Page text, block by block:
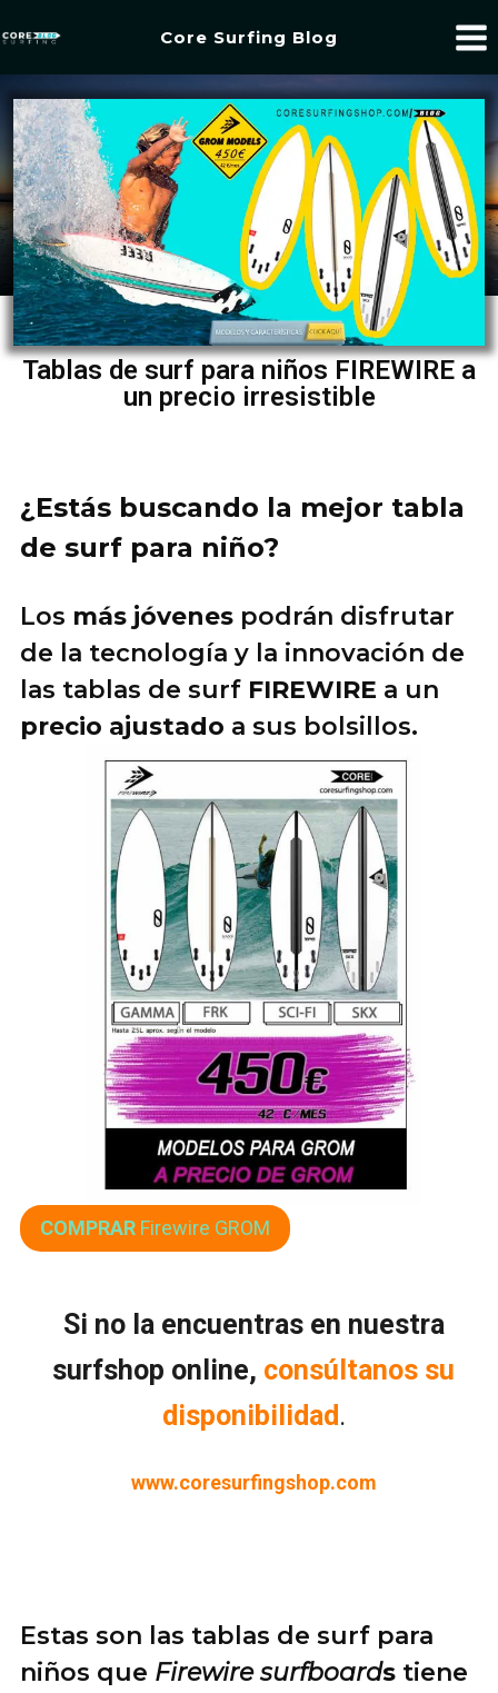
Core Surfing Blog
Tablas de surf para niños FIREWIRE a
un precio irresistible
¿Estás buscando la mejor tabla
de surf para niño?
Los más jóvenes podrán disfrutar
de la tecnología y la innovación de
las tablas de surf FIREWIRE a un
precio ajustado a sus bolsillos.
COMPRAR Firewire GROM
Si no la encuentras en nuestra
surfshop online, consúltanos su
disponibilidad .
www.coresurfingshop.com
Estas son las tablas de surf para
niños que Firewire surfboards tiene